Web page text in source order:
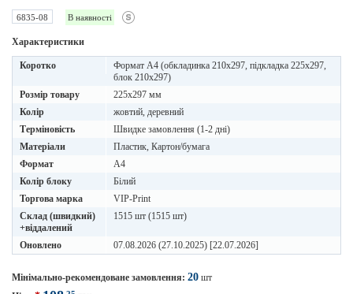
6835-08 В наявності
Характеристики
Коротко
Формат А4 (обкладинка 210х297, підкладка 225х297,
блок 210х297)
Розмір товару
225x297 мм
Колір
жовтий, деревний
Терміновість
Швидке замовлення (1-2 дні)
Матеріали
Пластик, Картон/бумага
Формат
A4
Колір блоку
Білий
Торгова марка
VIP-Print
Склад (швидкий)
+віддалений
1515 шт (1515 шт)
Оновлено 07.08.2026 (27.10.2025) [22.07.2026]
Мінімально-рекомендоване замовлення: 20 шт